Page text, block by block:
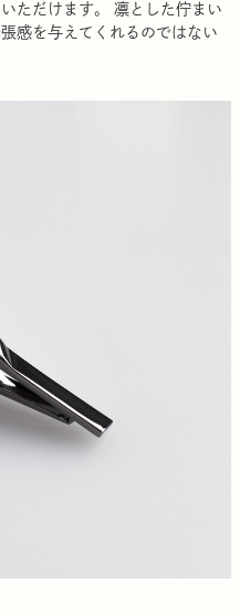
ただけます。 凛とした佇まい
感を与えてくれるのではない